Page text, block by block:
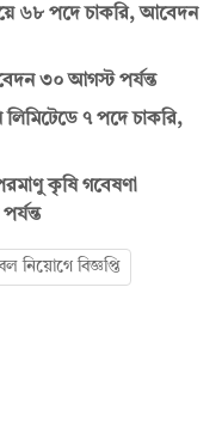
৬৮ পদে চাকরি, আবেদন
৩০ আগস্ট পর্যন্ত
লিমিটেডে ৭ পদে চাকরি,
কৃষি গবেষণা
নিয়োগে বিজ্ঞপ্তি